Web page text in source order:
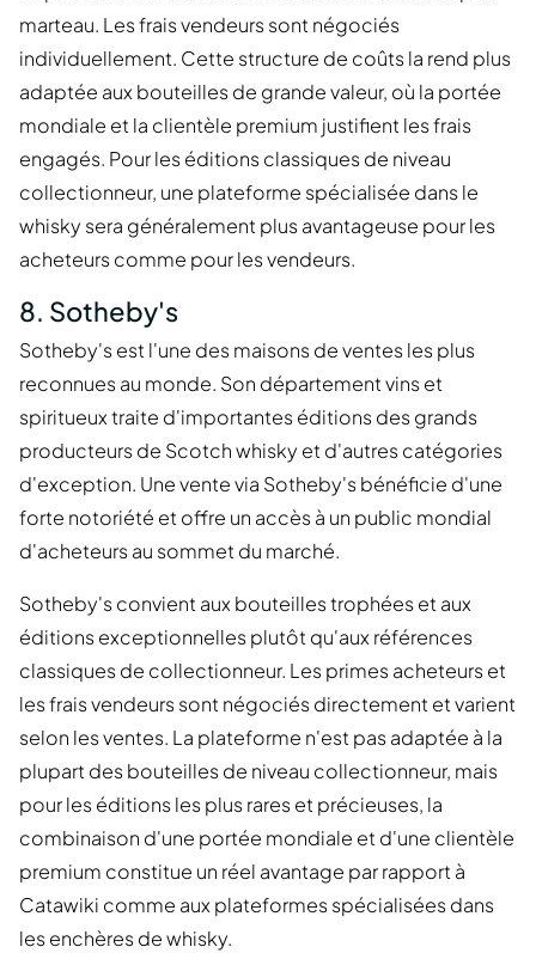
marteau. Les frais vendeurs sont négociés
individuellement. Cette structure de coûts la rend plus
adaptée aux bouteilles de grande valeur, où la portée
mondiale et la clientèle premium justifient les frais
engagés. Pour les éditions classiques de niveau
collectionneur, une plateforme spécialisée dans le
whisky sera généralement plus avantageuse pour les
acheteurs comme pour les vendeurs.
8. Sotheby's
Sotheby's est l'une des maisons de ventes les plus
reconnues au monde. Son département vins et
spiritueux traite d'importantes éditions des grands
producteurs de Scotch whisky et d'autres catégories
d'exception. Une vente via Sotheby's bénéficie d'une
forte notoriété et offre un accès à un public mondial
d'acheteurs au sommet du marché.
Sotheby's convient aux bouteilles trophées et aux
éditions exceptionnelles plutôt qu'aux références
classiques de collectionneur. Les primes acheteurs et
les frais vendeurs sont négociés directement et varient
selon les ventes. La plateforme n'est pas adaptée à la
plupart des bouteilles de niveau collectionneur, mais
pour les éditions les plus rares et précieuses, la
combinaison d'une portée mondiale et d'une clientèle
premium constitue un réel avantage par rapport à
Catawiki comme aux plateformes spécialisées dans
les enchères de whisky.